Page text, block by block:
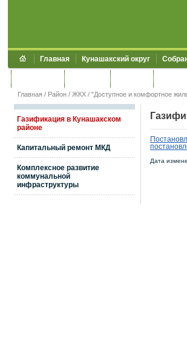
Главная Кунашакский округ
Главная / Район / ЖКХ / "Доступное и комфортное
Газификация в Кунашакском
районе
Капитальный ремонт МКД
Комплексное развитие
коммунальной
инфраструктуры
Дата